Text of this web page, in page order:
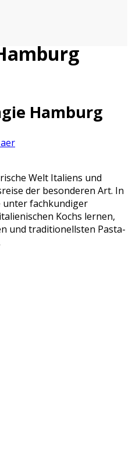
Hamburg
Welt Italiens und
der besonderen Art. In
unter fachkundiger
Kochs lernen,
und traditionellsten Pasta-